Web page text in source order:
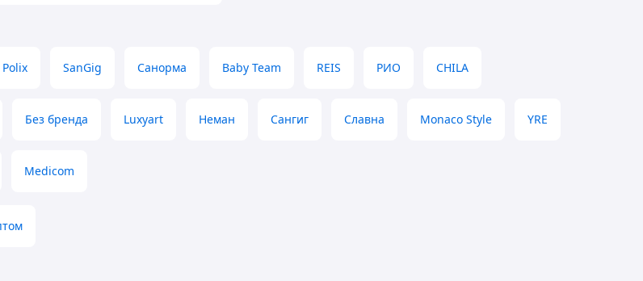
Polix SanGig Санорма Baby Team REIS РИО CHILA
Без бренда Luxyart Неман Сангиг Славна Monaco Style YRE
Medicom